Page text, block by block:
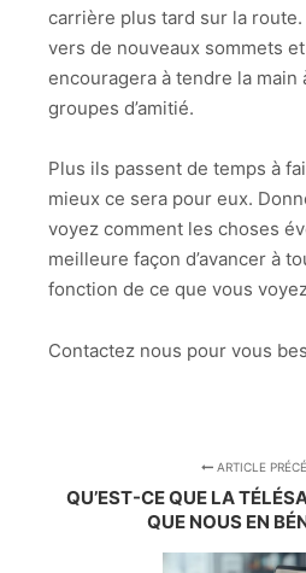
carrière plus tard sur la
vers de nouveaux sommets
encouragera à tendre la main
groupes d’amitié.
Plus ils passent de temps à
mieux ce sera pour eux.
voyez comment les choses
meilleure façon d’avancer à
fonction de ce que vous
Contactez nous pour vous
ARTICLE
QU’EST-CE QUE LA
QUE NOUS EN